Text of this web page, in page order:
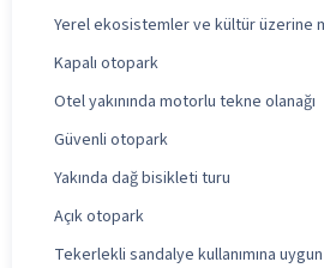
Yerel ekosistemler ve kültür üzerine
Kapalı otopark
Otel yakınında motorlu tekne olanağı
Güvenli otopark
Yakında dağ bisikleti turu
Açık otopark
Tekerlekli sandalye kullanımına